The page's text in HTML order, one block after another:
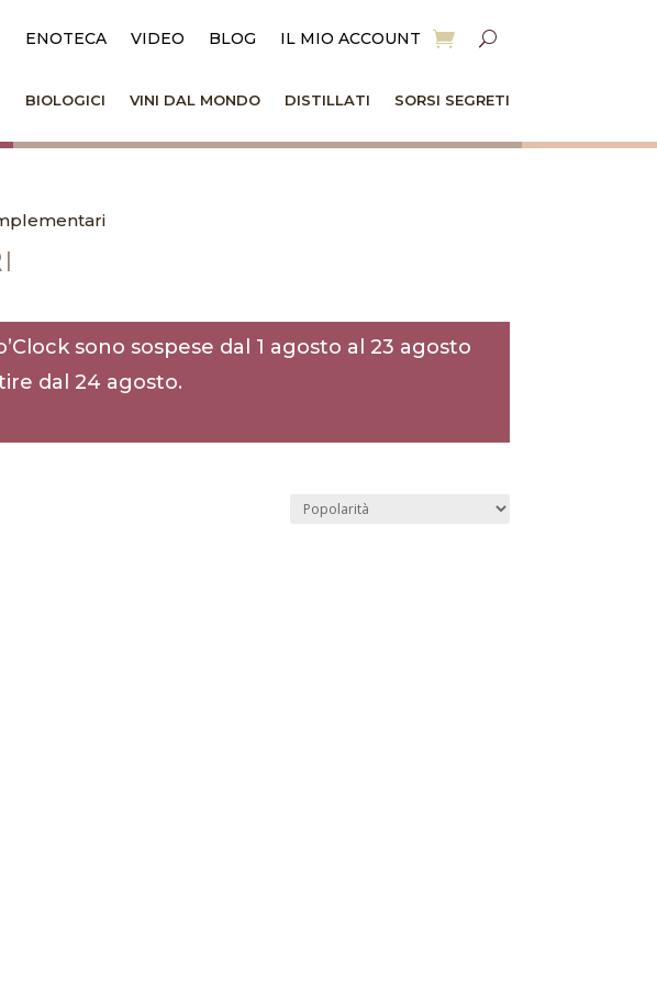
ENOTECA VIDEO BLOG IL MIO ACCOUNT
BIOLOGICI VINI DAL MONDO DISTILLATI SORSI SEGRETI
sono sospese dal 1 agosto al 23 agosto
dal 24 agosto.